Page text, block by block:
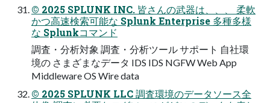
© 2025 SPLUNK INC. 皆さんの武器は、、、 柔軟
かつ高速検索可能な Splunk Enterprise 多種多様
な Splunkコマンド
調査・分析対象 調査・分析ツール サポート 自社環
境の さまざまなデータ IDS IDS NGFW Web App
Middleware OS Wire data
© 2025 SPLUNK LLC 調査環境のデータソース全